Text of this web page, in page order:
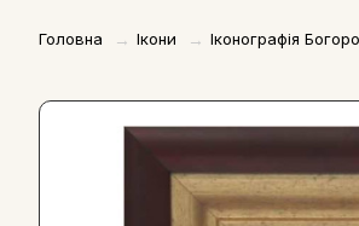
Головна Ікони Іконографія